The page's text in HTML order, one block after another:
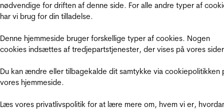
nødvendige for driften af denne side. For alle andre typer af
har vi brug for din tilladelse.
Denne hjemmeside bruger forskellige typer af cookies. Nogen
cookies indsættes af tredjepartstjenester, der vises på vores
Du kan ændre eller tilbagekalde dit samtykke via cookiepolitikken
vores hjemmeside.
Læs vores privatlivspolitik for at lære mere om, hvem vi er,